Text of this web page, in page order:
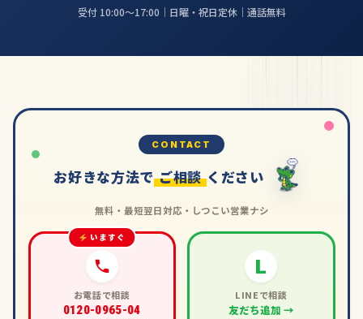
受付 10:00〜17:00｜日曜・祝日定休｜通話無料
CONTACT
お好きな方法で ご相談 ください
無料・最短翌日対応・しつこい営業ナシ
いますぐ
お電話で相談
0120-0965-04
L
LINEで相談
友だち追加 →